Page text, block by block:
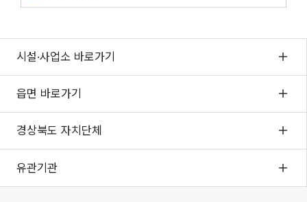
시설·사업소 바로가기
읍면 바로가기
경상북도 자치단체
유관기관